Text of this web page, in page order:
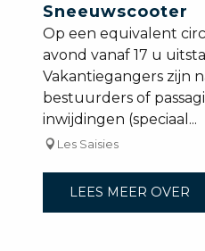
Sneeuwscooter
Op een equivalent
avond vanaf 17 u
Vakantiegangers zijn
bestuurders of
inwijdingen (speciaal...
Les Saisies
LEES MEER OVER